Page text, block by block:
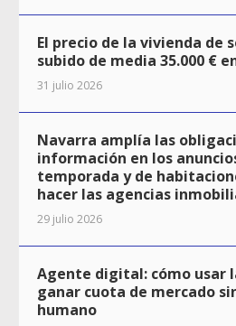
El precio de la vivienda de
subido de media 35.000 €
31 julio 2026
Navarra amplía las
información en los
temporada y de
hacer las agencias
29 julio 2026
Agente digital: cómo usar
ganar cuota de mercado
humano